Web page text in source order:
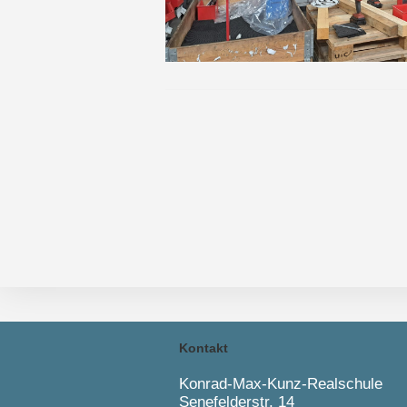
Kontakt
Konrad-Max-Kunz-Realschule
Senefelderstr. 14